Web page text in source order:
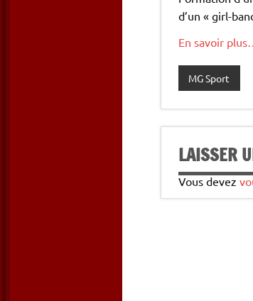
d’un « girl-
En savoir
MG Sport
LAISSER
Vous devez